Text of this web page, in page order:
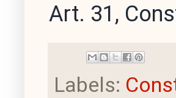
Art. 31,
Labels: